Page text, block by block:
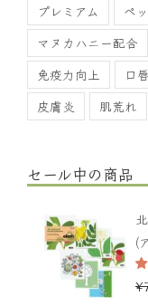
プレミアム
ペ
マヌカハニー配合
免疫力向上
口
皮膚炎
肌荒れ
セール中の商品
(
5
¥